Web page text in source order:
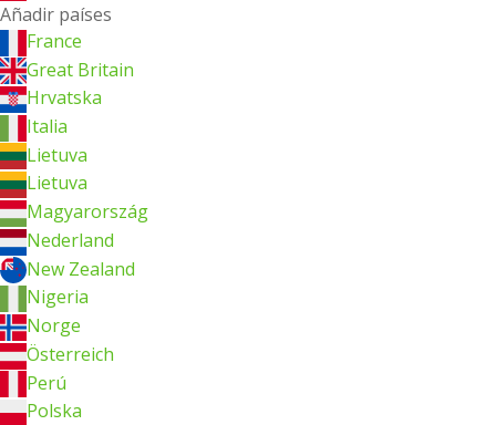
Añadir países
France
Great Britain
Hrvatska
Italia
Lietuva
Lietuva
Magyarország
Nederland
New Zealand
Nigeria
Norge
Österreich
Perú
Polska